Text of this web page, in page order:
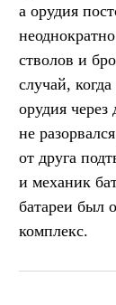
а орудия
стволов и
случай,
орудия
не
от друга
и механик
батареи был
комплекс.